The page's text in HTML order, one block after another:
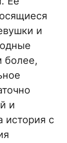
и
более,
и
история с